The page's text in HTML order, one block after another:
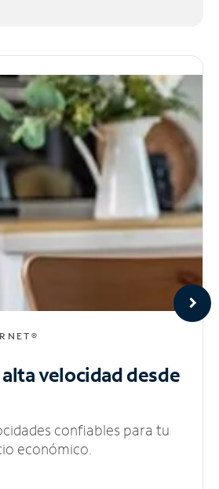
velocidaddesde
confiables para tu
económico.